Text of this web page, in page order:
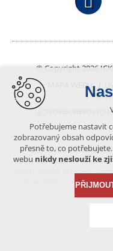
© Copyright 2026
MAPA WEBU
Obsah tohoto portálu
vykonává vydavatel.
písemného souhlasu
Potřebujeme nastavit
zobrazovaný obsah
přesně to, co
webu nikdy neslouží ke